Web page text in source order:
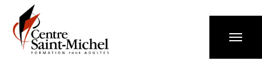
Aller à la navigation principale
Aller au contenu principal
Passer au pied de page